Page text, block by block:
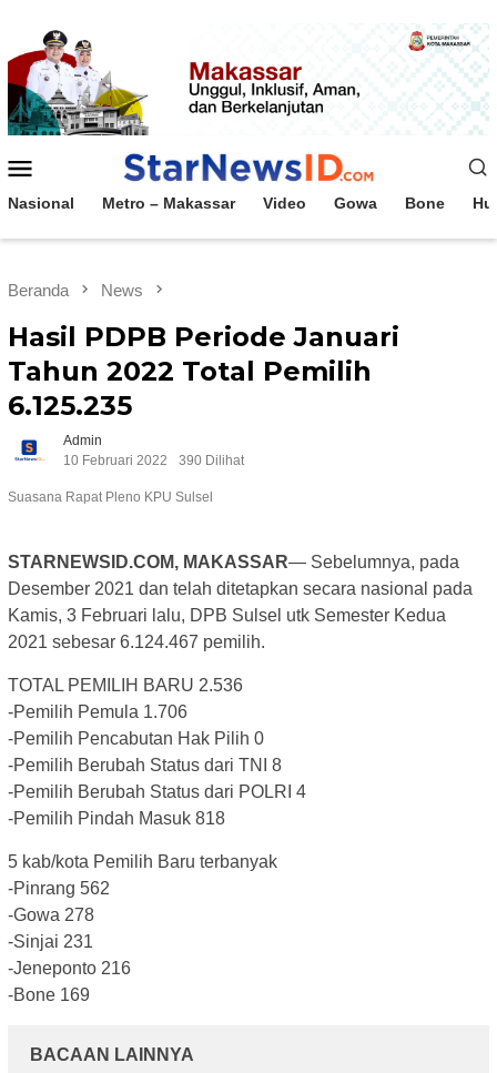
konten
Mobile
Nasional Metro – Makassar Video Gowa Bone
Beranda News
Hasil PDPB Periode Januari
Tahun 2022 Total Pemilih
6.125.235
Admin
10 Februari 2022
390 Dilihat
Suasana Rapat Pleno KPU Sulsel
STARNEWSID.COM, MAKASSAR— Sebelumnya, pada
Desember 2021 dan telah ditetapkan secara nasional pada
Kamis, 3 Februari lalu, DPB Sulsel utk Semester Kedua
2021 sebesar 6.124.467 pemilih.
TOTAL PEMILIH BARU 2.536
-Pemilih Pemula 1.706
-Pemilih Pencabutan Hak Pilih 0
-Pemilih Berubah Status dari TNI 8
-Pemilih Berubah Status dari POLRI 4
-Pemilih Pindah Masuk 818
5 kab/kota Pemilih Baru terbanyak
-Pinrang 562
-Gowa 278
-Sinjai 231
-Jeneponto 216
-Bone 169
BACAAN LAINNYA